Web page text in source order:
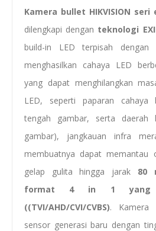
Kamera bullet HIKVISION
dilengkapi dengan teknologi
build-in LED terpisah dengan
menghasilkan cahaya LED
yang dapat menghilangkan
LED, seperti paparan cahaya
tengah gambar, serta
gambar), jangkauan infra
membuatnya dapat memantau
gelap gulita hingga jarak 80
format 4 in 1 yang
((TVI/AHD/CVI/CVBS). Kamera
sensor generasi baru dengan